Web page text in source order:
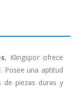
, Klingspor ofrece
Posee una aptitud
de piezas duras y